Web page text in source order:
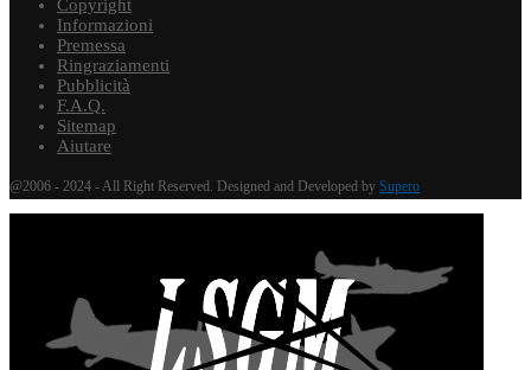
Copyright
Informazioni
Premessa
Ringraziamenti
Pubblicità
F.A.Q.
Sitemap
Aiutare
@2006 - 2024 - All Right Reserved. Designed and Developed by Supero